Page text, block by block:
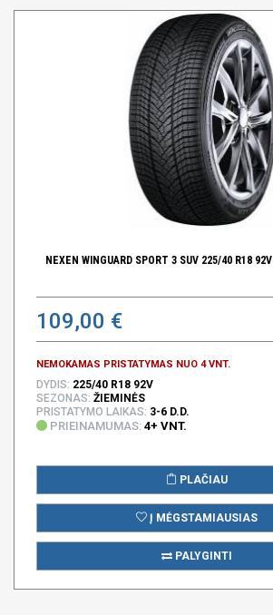
NEXEN WINGUARD SPORT 3 SUV 225/40 R18 92V
109,00 €
NEMOKAMAS PRISTATYMAS NUO 4 VNT.
DYDIS: 225/40 R18 92V
SEZONAS: ŽIEMINĖS
PRISTATYMO LAIKAS: 3-6 D.D.
PRIEINAMUMAS: 4+ VNT.
PLAČIAU
Į MĖGSTAMIAUSIAS
PALYGINTI